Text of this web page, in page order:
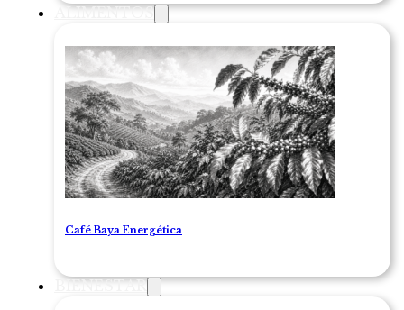
ALIMENTOS
Café Baya Energética
BIENESTAR